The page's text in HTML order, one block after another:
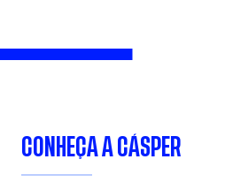
CONHEÇA A CÁSPER